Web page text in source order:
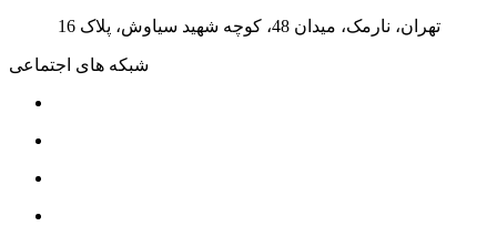
تهران، نارمک، میدان 48، کوچه شهید سیاوش، پلاک 16
شبکه های اجتماعی